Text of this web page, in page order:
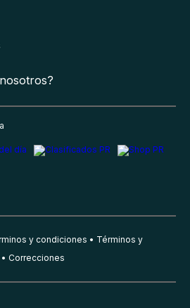
y condiciones
Términos y
Correcciones